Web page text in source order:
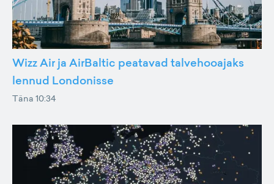
Wizz Air ja AirBaltic peatavad talvehooajaks
lennud Londonisse
Täna 10:34